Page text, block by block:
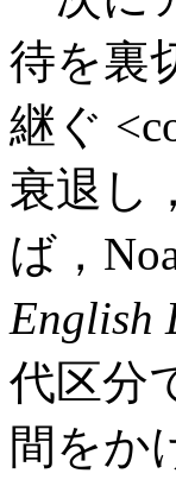
待を裏
継ぐ
衰退し
ば，
English
代区分
間をか